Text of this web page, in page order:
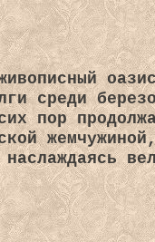
среди
пор